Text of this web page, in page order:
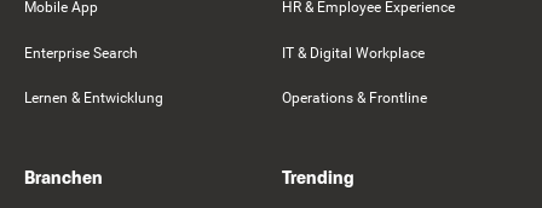
Mobile App
Enterprise Search
Lernen & Entwicklung
HR & Employee Experience
IT & Digital Workplace
Operations & Frontline
Branchen Trending